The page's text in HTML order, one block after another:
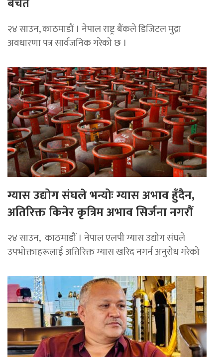
२४ साउन, काठमाडौं । नेपाल राष्ट्र बैंकले डिजिटल मुद्रा
अवधारणा पत्र सार्वजनिक गरेको छ ।
ग्यास उद्योग संघले भन्योः ग्यास अभाव हुँदैन,
अतिरिक्त किनेर कृत्रिम अभाव सिर्जना नगरौं
२४ साउन, काठमाडौं । नेपाल एलपी ग्यास उद्योग संघले
उपभोक्ताहरूलाई अतिरिक्त ग्यास खरिद नगर्न अनुरोध गरेको